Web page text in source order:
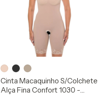
Cinta Macaquinho S/Colchete
Alça Fina Confort 1030 -